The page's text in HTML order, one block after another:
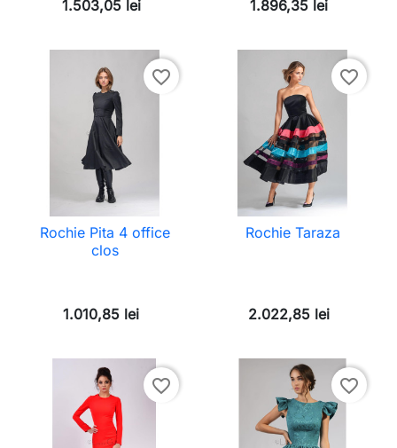
1.503,05 lei 1.896,35 lei
favorite_border
Rochie Pita 4 office
clos
1.010,85 lei
favorite_border
Rochie Taraza
2.022,85 lei
favorite_border favorite_border